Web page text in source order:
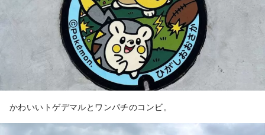
かわいいトゲデマルとワンパチのコンビ。